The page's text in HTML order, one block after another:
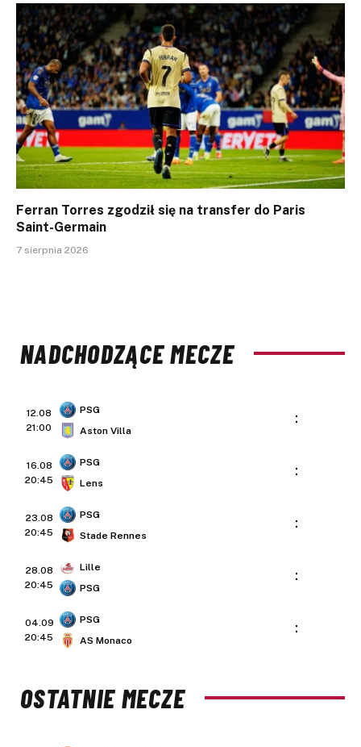
Ferran Torres zgodził się na transfer do Paris
Saint-Germain
7 sierpnia 2026
NADCHODZĄCE MECZE
12.08
21:00
PSG
Aston Villa
:
16.08
20:45
PSG
Lens
:
23.08
20:45
PSG
Stade Rennes
:
28.08
20:45
Lille
PSG
:
04.09
20:45
PSG
AS Monaco
:
OSTATNIE MECZE